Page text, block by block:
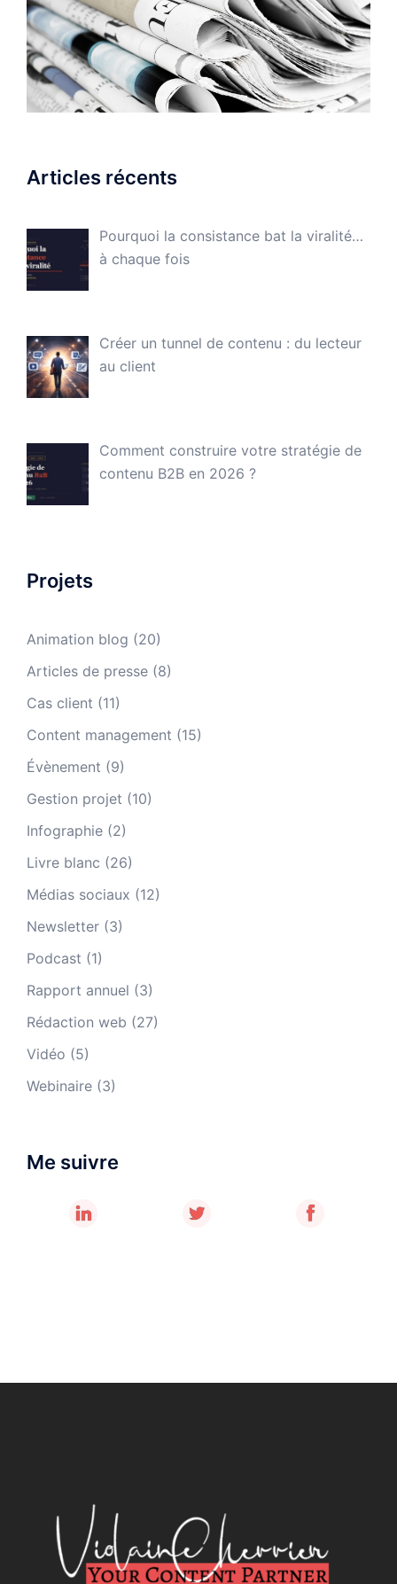
Articles récents
Pourquoi la consistance bat la viralité…
à chaque fois
Créer un tunnel de contenu : du lecteur
au client
Comment construire votre stratégie de
contenu B2B en 2026 ?
Projets
Animation blog (20)
Articles de presse (8)
Cas client (11)
Content management (15)
Évènement (9)
Gestion projet (10)
Infographie (2)
Livre blanc (26)
Médias sociaux (12)
Newsletter (3)
Podcast (1)
Rapport annuel (3)
Rédaction web (27)
Vidéo (5)
Webinaire (3)
Me suivre